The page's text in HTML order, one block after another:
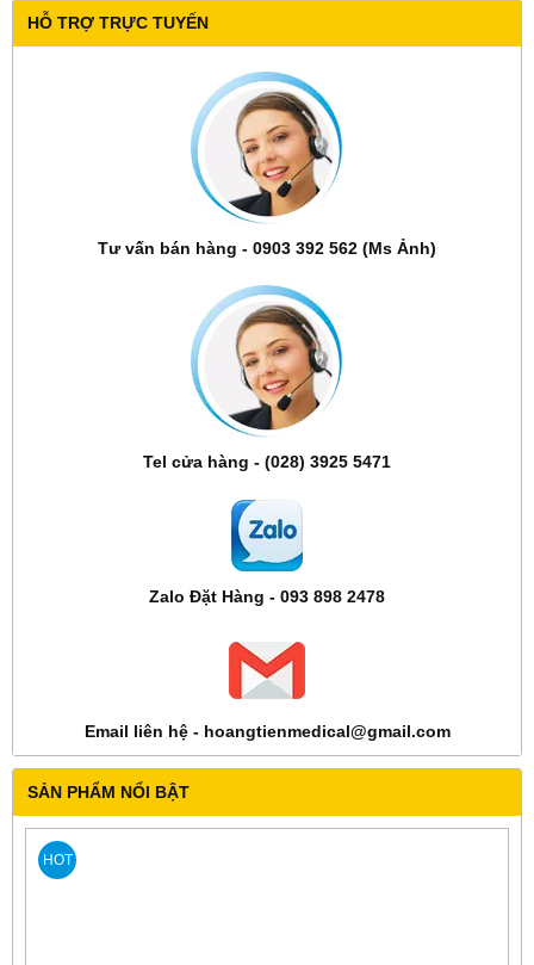
HỖ TRỢ TRỰC TUYẾN
Tư vấn bán hàng - 0903 392 562 (Ms Ảnh)
Tel cửa hàng - (028) 3925 5471
Zalo Đặt Hàng - 093 898 2478
Email liên hệ - hoangtienmedical@gmail.com
SẢN PHẨM NỔI BẬT
HOT